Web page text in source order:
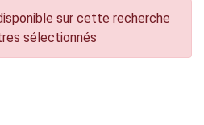
sur cette recherche
sélectionnés